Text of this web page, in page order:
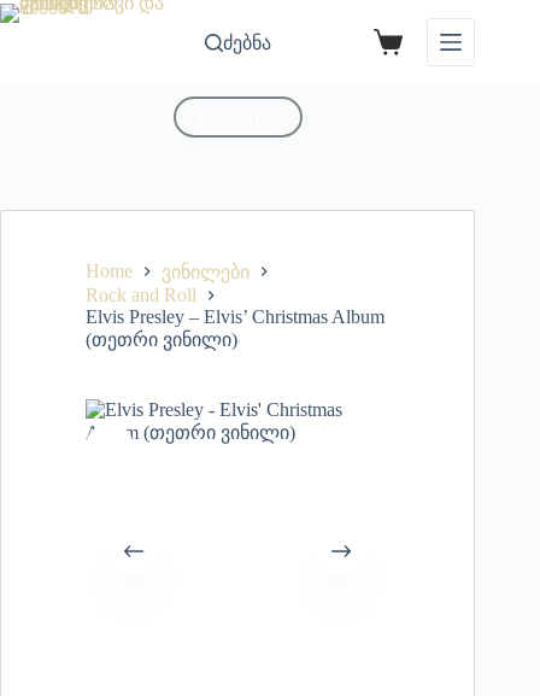
ძებნა
Home
ვინილები
Rock and Roll
Elvis Presley – Elvis’ Christmas Album
(თეთრი ვინილი)